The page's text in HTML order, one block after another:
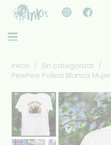
Inicio / Sin categorizar /
PewPew Polera Blanca Mujer